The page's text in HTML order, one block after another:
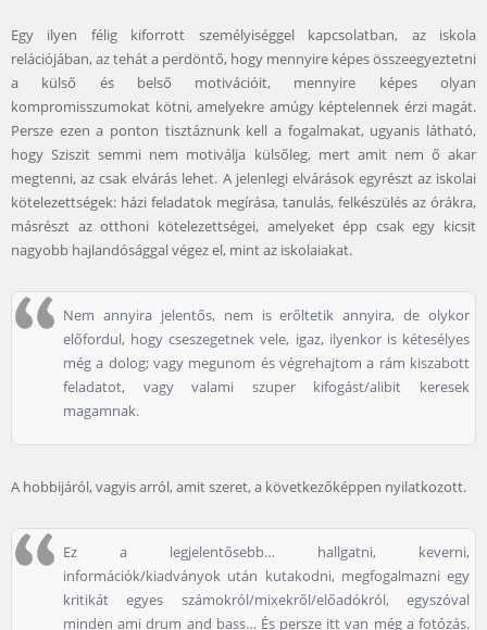
Egy ilyen félig kiforrott személyiséggel kapcsolatban, az iskola
relációjában, az tehát a perdöntő, hogy mennyire képes összeegyeztetni
a külső és belső motivációit, mennyire képes olyan
kompromisszumokat kötni, amelyekre amúgy képtelennek érzi magát.
Persze ezen a ponton tisztáznunk kell a fogalmakat, ugyanis látható,
hogy Sziszit semmi nem motiválja külsőleg, mert amit nem ő akar
megtenni, az csak elvárás lehet. A jelenlegi elvárások egyrészt az iskolai
kötelezettségek: házi feladatok megírása, tanulás, felkészülés az órákra,
másrészt az otthoni kötelezettségei, amelyeket épp csak egy kicsit
nagyobb hajlandósággal végez el, mint az iskolaiakat.
Nem annyira jelentős, nem is erőltetik annyira, de olykor
előfordul, hogy cseszegetnek vele, igaz, ilyenkor is kétesélyes
még a dolog; vagy megunom és végrehajtom a rám kiszabott
feladatot, vagy valami szuper kifogást/alibit keresek
magamnak.
A hobbijáról, vagyis arról, amit szeret, a következőképpen nyilatkozott.
Ez a legjelentősebb… hallgatni, keverni,
információk/kiadványok után kutakodni, megfogalmazni egy
kritikát egyes számokról/mixekről/előadókról, egyszóval
minden ami drum and bass… És persze itt van még a fotózás.